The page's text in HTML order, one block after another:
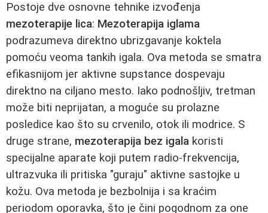
Postoje dve osnovne tehnike izvođenja
mezoterapije lica: Mezoterapija iglama
podrazumeva direktno ubrizgavanje koktela
pomoću veoma tankih igala. Ova metoda se smatra
efikasnijom jer aktivne supstance dospevaju
direktno na ciljano mesto. Iako podnošljiv, tretman
može biti neprijatan, a moguće su prolazne
posledice kao što su crvenilo, otok ili modrice. S
druge strane, mezoterapija bez igala koristi
specijalne aparate koji putem radio-frekvencija,
ultrazvuka ili pritiska "guraju" aktivne sastojke u
kožu. Ova metoda je bezbolnija i sa kraćim
periodom oporavka, što je čini pogodnom za one